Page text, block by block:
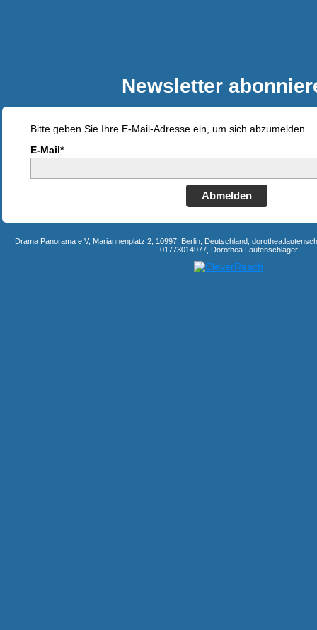
Newsletter
Bitte geben Sie Ihre E-Mail-Adresse ein, um sich abzumelden.
E-Mail*
Abmelden
Drama Panorama e.V, Mariannenplatz 2, 10997, Berlin, Deutschland,
01773014977, Dorothea Lautenschläger